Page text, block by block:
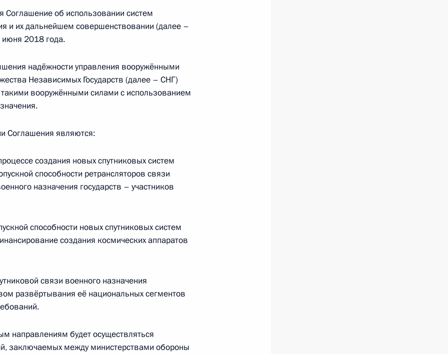
Россотрудничества
в заседании Совета
Казахстана,
информацией
об использовании систем
и их дальнейшем совершенствовании (далее –
2018 года.
надёжности управления вооружёнными
Независимых Государств (далее – СНГ)
вооружёнными силами с использованием
Соглашения являются:
создания новых спутниковых систем
способности ретрансляторов связи
назначения государств – участников
способности новых спутниковых систем
создания космических аппаратов
связи военного назначения
развёртывания её национальных сегментов
направлениям будет осуществляться
заключаемых между министерствами обороны